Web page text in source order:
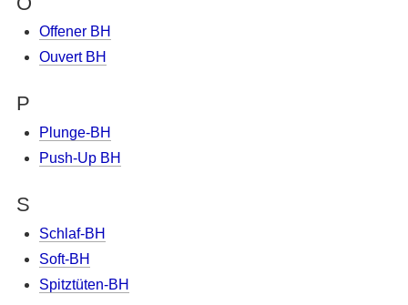
Offener BH
Ouvert BH
P
Plunge-BH
Push-Up BH
S
Schlaf-BH
Soft-BH
Spitztüten-BH